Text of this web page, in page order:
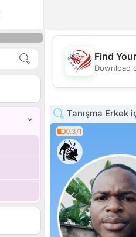
Find
Download
Tanışma Erkek
0.3/1